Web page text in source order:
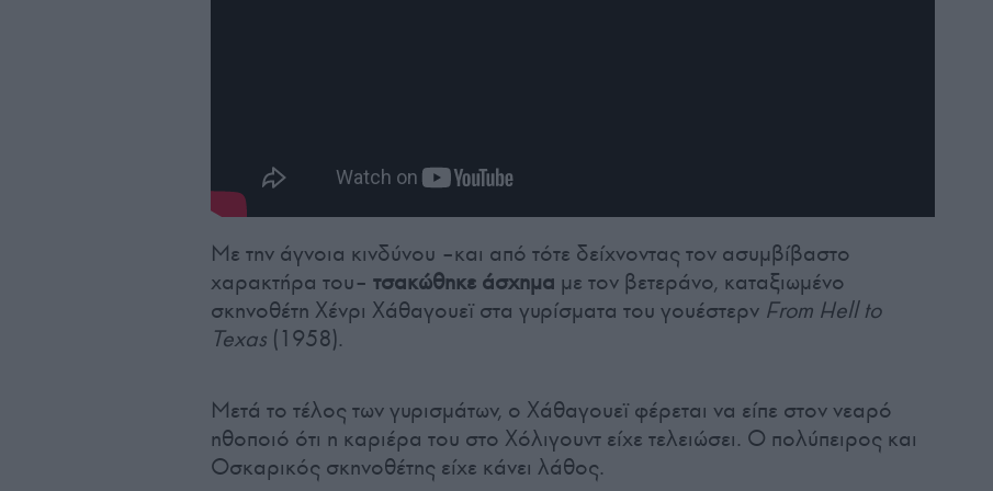
Με την άγνοια κινδύνου –και από τότε δείχνοντας τον ασυμβίβαστο
χαρακτήρα του– τσακώθηκε άσχημα με τον βετεράνο, καταξιωμένο
σκηνοθέτη Χένρι Χάθαγουεϊ στα γυρίσματα του γουέστερν From Hell to
Texas (1958).
Μετά το τέλος των γυρισμάτων, ο Χάθαγουεϊ φέρεται να είπε στον νεαρό
ηθοποιό ότι η καριέρα του στο Χόλιγουντ είχε τελειώσει. Ο πολύπειρος και
Οσκαρικός σκηνοθέτης είχε κάνει λάθος.